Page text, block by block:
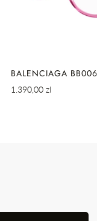
BALENCIAGA
Cena
1.390,00 zl